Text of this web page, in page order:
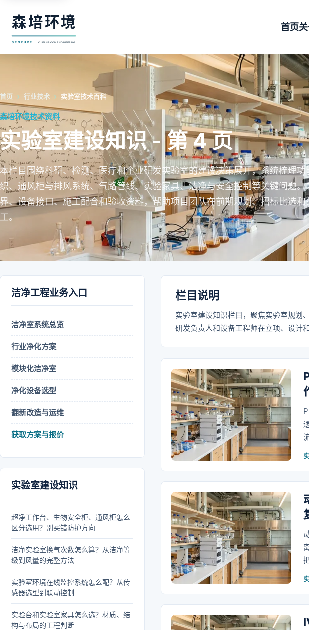
首页
首页 行业技术 实验室技术百科
森培环境技术资料
实验室建设知识 - 第 4 页
本栏目围绕科研、检测、医疗和企业研发实验室的建设决策展开，系统梳理
织、通风柜与排风系统、气路管线、实验家具、洁净与安全控制等关键问题
界、设备接口、施工配合和验收资料，帮助项目团队在前期规划、招标比选和
工。
洁净工程业务入口
洁净室系统总览
行业净化方案
模块化洁净室
净化设备选型
翻新改造与运维
获取方案与报价
实验室建设知识
超净工作台、生物安全柜、通风柜怎么
区分选用？别买错防护方向
洁净实验室换气次数怎么算？从洁净等
级到风量的完整方法
实验室环境在线监控系统怎么配？从传
感器选型到联动控制
实验台和实验室家具怎么选？材质、结
构与布局的工程判断
栏目说明
实验室建设知识栏目，聚焦实验室规划
研发负责人和设备工程师在立项、设计